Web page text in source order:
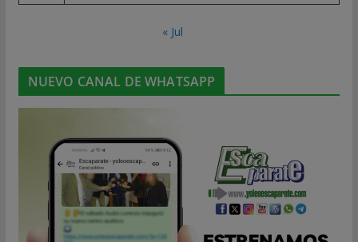
« Jul
NUEVO CANAL DE WHATSAPP